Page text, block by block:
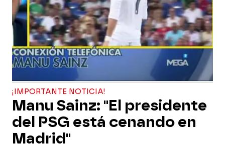
¡IMPORTANTE NOTICIA!
Manu Sainz: "El presidente
del PSG está cenando en
Madrid"